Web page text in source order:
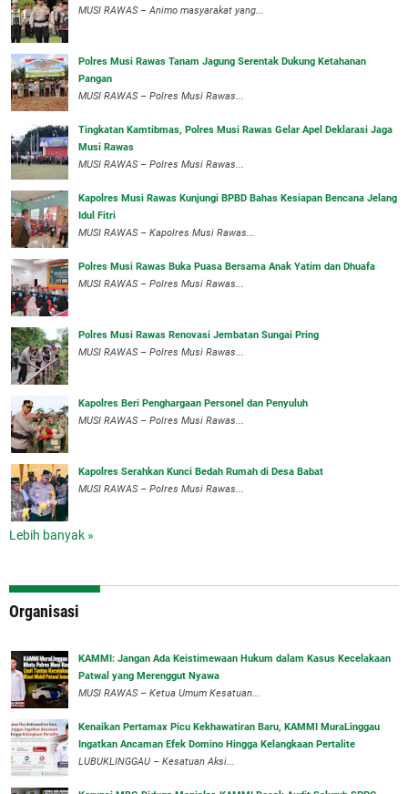
MUSI RAWAS – Animo masyarakat yang...
Polres Musi Rawas Tanam Jagung Serentak Dukung Ketahanan
Pangan
MUSI RAWAS – Polres Musi Rawas...
Tingkatan Kamtibmas, Polres Musi Rawas Gelar Apel Deklarasi Jaga
Musi Rawas
MUSI RAWAS – Polres Musi Rawas...
Kapolres Musi Rawas Kunjungi BPBD Bahas Kesiapan Bencana Jelang
Idul Fitri
MUSI RAWAS – Kapolres Musi Rawas...
Polres Musi Rawas Buka Puasa Bersama Anak Yatim dan Dhuafa
MUSI RAWAS – Polres Musi Rawas...
Polres Musi Rawas Renovasi Jembatan Sungai Pring
MUSI RAWAS – Polres Musi Rawas...
Kapolres Beri Penghargaan Personel dan Penyuluh
MUSI RAWAS – Polres Musi Rawas...
Kapolres Serahkan Kunci Bedah Rumah di Desa Babat
MUSI RAWAS – Polres Musi Rawas...
Lebih banyak »
Organisasi
‎KAMMI: Jangan Ada Keistimewaan Hukum dalam Kasus Kecelakaan
Patwal yang Merenggut Nyawa
‎MUSI RAWAS – Ketua Umum Kesatuan...
‎Kenaikan Pertamax Picu Kekhawatiran Baru, KAMMI MuraLinggau
Ingatkan Ancaman Efek Domino Hingga Kelangkaan Pertalite
‎LUBUKLINGGAU – Kesatuan Aksi...